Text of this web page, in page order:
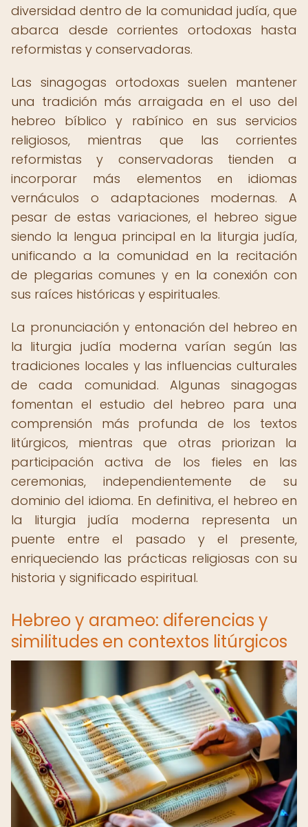
diversidad dentro de la comunidad judía, que
abarca desde corrientes ortodoxas hasta
reformistas y conservadoras.
Las sinagogas ortodoxas suelen mantener
una tradición más arraigada en el uso del
hebreo bíblico y rabínico en sus servicios
religiosos, mientras que las corrientes
reformistas y conservadoras tienden a
incorporar más elementos en idiomas
vernáculos o adaptaciones modernas. A
pesar de estas variaciones, el hebreo sigue
siendo la lengua principal en la liturgia judía,
unificando a la comunidad en la recitación
de plegarias comunes y en la conexión con
sus raíces históricas y espirituales.
La pronunciación y entonación del hebreo en
la liturgia judía moderna varían según las
tradiciones locales y las influencias culturales
de cada comunidad. Algunas sinagogas
fomentan el estudio del hebreo para una
comprensión más profunda de los textos
litúrgicos, mientras que otras priorizan la
participación activa de los fieles en las
ceremonias, independientemente de su
dominio del idioma. En definitiva, el hebreo en
la liturgia judía moderna representa un
puente entre el pasado y el presente,
enriqueciendo las prácticas religiosas con su
historia y significado espiritual.
Hebreo y arameo: diferencias y
similitudes en contextos litúrgicos